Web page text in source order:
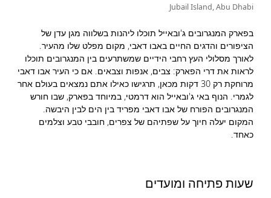
Jubail Island, Abu Dhabi
בפארק המנגרובים ג'ובאייל תוכלו ליהנות בשלווה מגן עדן של
הציפורים והדגים החיים באבו דאבי, מקום מפלט שלו מהעיר.
לאורך מסלולי העץ רחבי הידיים שמשתרעים בין המנגרובים תוכלו
לראות את דרי הפארק: צבים, אנפות וצבאים. אם כי העיר אבו דאבי
מרוחקת רק 30 דקות מכאן, תרגישו כאילו אתם נמצאים בעולם אחר
לגמרי. הנוף באי ג'ובאייל הוא דרמטי, במיוחד בפארק, שבו חורש
המנגרובים הפורח של אבו דאבי מפריד בין הים לבין היבשה.
המקום יעלה חיוך על שפתיהם של צפרים, חובבי טבע וצלמים
כאחד.
שעות פתיחה ומועדים